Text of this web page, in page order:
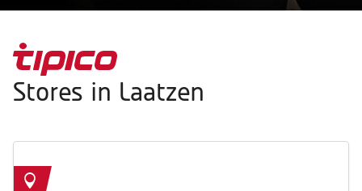
Stores in Laatzen